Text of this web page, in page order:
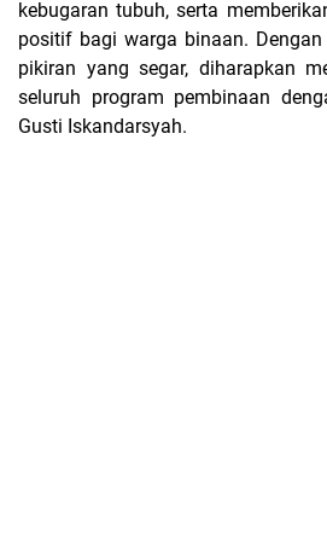
kebugaran tubuh, serta
positif bagi warga binaan.
pikiran yang segar, diharapkan
seluruh program pembinaan
Gusti Iskandarsyah.